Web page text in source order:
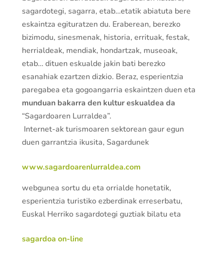
sagardotegi, sagarra, etab…etatik abiatuta bere
eskaintza egituratzen du. Eraberean, berezko
bizimodu, sinesmenak, historia, errituak, festak,
herrialdeak, mendiak, hondartzak, museoak,
etab… dituen eskualde jakin bati berezko
esanahiak ezartzen dizkio. Beraz, esperientzia
paregabea eta gogoangarria eskaintzen duen eta
munduan bakarra den kultur eskualdea da
“Sagardoaren Lurraldea”.
Internet-ak turismoaren sektorean gaur egun
duen garrantzia ikusita, Sagardunek
www.sagardoarenlurraldea.com
webgunea sortu du eta orrialde honetatik,
esperientzia turistiko ezberdinak erreserbatu,
Euskal Herriko sagardotegi guztiak bilatu eta
sagardoa on-line